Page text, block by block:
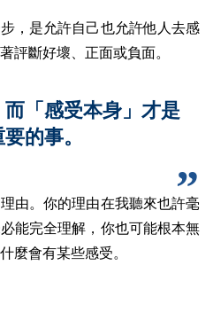
，是允許自己也允許他人去感
評斷好壞、正面或負面。
「感受本身」才是
的事。
由。你的理由在我聽來也許毫
能完全理解，你也可能根本無
麼會有某些感受。